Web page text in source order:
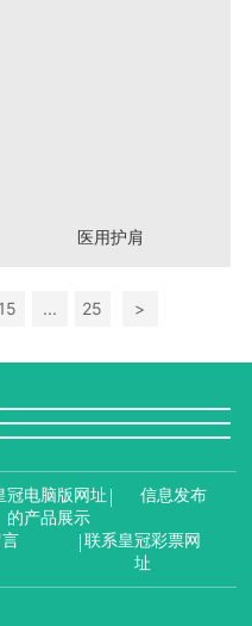
医用护肩
15 ... 25 >
冠电脑版网址
的产品展示
信息发布
联系皇冠彩票网
址